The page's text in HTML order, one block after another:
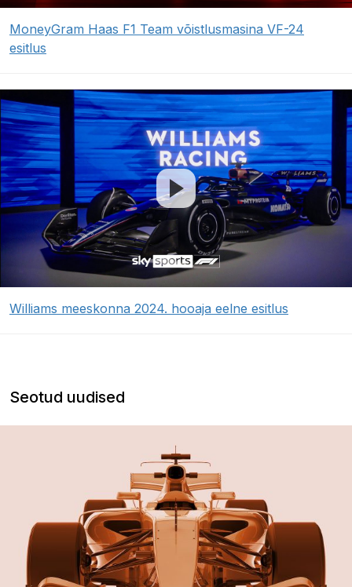
MoneyGram Haas F1 Team võistlusmasina VF-24
esitlus
Williams meeskonna 2024. hooaja eelne esitlus
Seotud uudised